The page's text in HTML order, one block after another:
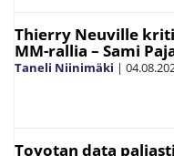
Thierry Neuville
MM-rallia – Sami
Taneli Niinimäki |
Toyotan data